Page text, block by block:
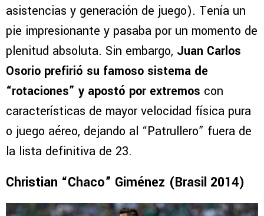
asistencias y generación de juego). Tenía un
pie impresionante y pasaba por un momento de
plenitud absoluta. Sin embargo, Juan Carlos
Osorio prefirió su famoso sistema de
“rotaciones” y apostó por extremos con
características de mayor velocidad física pura
o juego aéreo, dejando al “Patrullero” fuera de
la lista definitiva de 23.
Christian “Chaco” Giménez (Brasil 2014)